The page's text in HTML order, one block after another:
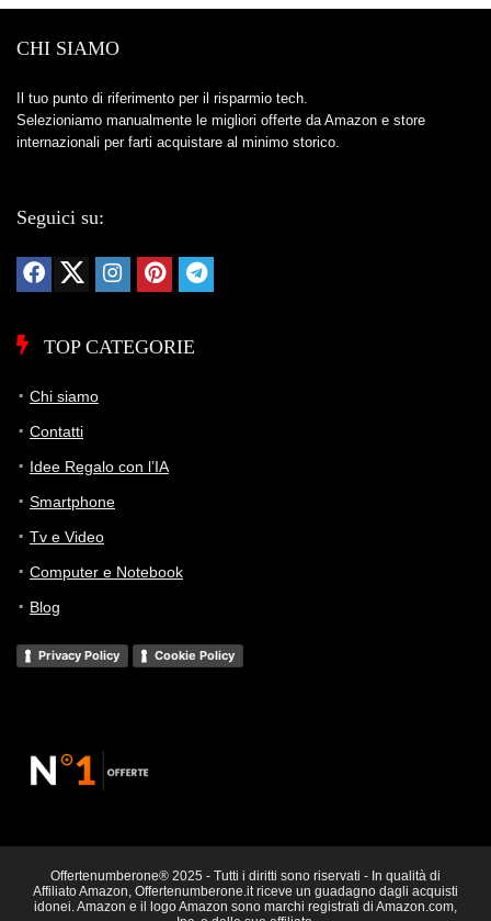
CHI SIAMO
Il tuo punto di riferimento per il risparmio tech.
Selezioniamo manualmente le migliori offerte da Amazon e store
internazionali per farti acquistare al minimo storico.
Seguici su:
TOP CATEGORIE
Chi siamo
Contatti
Idee Regalo con l’IA
Smartphone
Tv e Video
Computer e Notebook
Blog
Privacy Policy Cookie Policy
Offertenumberone® 2025 - Tutti i diritti sono riservati - In qualità di
Affiliato Amazon, Offertenumberone.it riceve un guadagno dagli acquisti
idonei. Amazon e il logo Amazon sono marchi registrati di Amazon.com,